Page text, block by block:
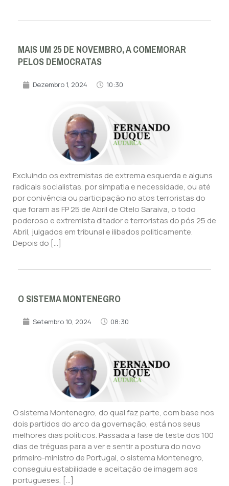
MAIS UM 25 DE NOVEMBRO, A COMEMORAR
PELOS DEMOCRATAS
Dezembro 1, 2024 10:30
Excluindo os extremistas de extrema esquerda e alguns
radicais socialistas, por simpatia e necessidade, ou até
por conivência ou participação no atos terroristas do
que foram as FP 25 de Abril de Otelo Saraiva, o todo
poderoso e extremista ditador e terroristas do pós 25 de
Abril, julgados em tribunal e ilibados politicamente.
Depois do […]
O SISTEMA MONTENEGRO
Setembro 10, 2024 08:30
O sistema Montenegro, do qual faz parte, com base nos
dois partidos do arco da governação, está nos seus
melhores dias políticos. Passada a fase de teste dos 100
dias de tréguas para a ver e sentir a postura do novo
primeiro-ministro de Portugal, o sistema Montenegro,
conseguiu estabilidade e aceitação de imagem aos
portugueses, […]